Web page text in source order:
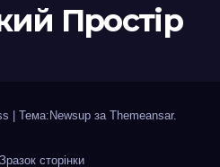
Простір
Тема:Newsup за Themeansar.
Зразок сторінки